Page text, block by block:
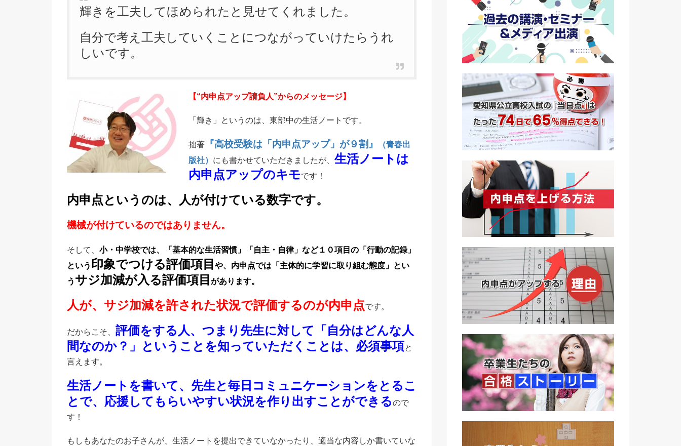
輝きを工夫してほめられたと見せてくれました。
自分で考え工夫していくことにつながっていけたらうれ
しいです。
【“内申点アップ請負人”からのメッセージ】
「輝き」というのは、東部中の生活ノートです。
拙著 『高校受験は「内申点アップ」が９割』
（青春出
版社） にも書かせていただきましたが、 生活ノートは
内申点アップのキモです！
内申点というのは、人が付けている数字です。
機械が付けているのではありません。
そして、 小・中学校では、「基本的な生活習慣」「自主・自律」など１０項目の「行動の記録」
という 印象でつける評価項目 や、内申点では「主体的に学習に取り組む態度」とい
う サジ加減が入る評価項目 があります。
人が、サジ加減を許された状況で評価するのが内申点です。
だからこそ、 評価をする人、つまり先生に対して「自分はどんな人
間なのか？」ということを知っていただくことは、必須事項と
言えます。
生活ノートを書いて、先生と毎日コミュニケーションをとるこ
とで、応援してもらいやすい状況を作り出すことができるので
す！
もしもあなたのお子さんが、生活ノートを提出できていなかったり、適当な内容しか書いていな